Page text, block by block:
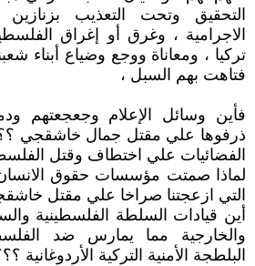
التحقيق وتحت التعذيب بزنازين
الاجرامية ، وغرق أو إغراق
تركيا ، ومعاناة ووجع وضياع أبناء
فتاهت بهم السبل ،
فأين وسائل الإعلام وجعجعتهم
ذرفوها علي مقتل جمال خاشقجي
الفضائيات علي اختطاف وقتل
لماذا صمتت مؤسسات حقوق الانسان
التي ازعجتنا صراخا علي مقتل
أين قيادات السلطة الفلسطينية
والخارجية مما يمارس ضد
البلطجة الأمنية التركية الأردوغانية